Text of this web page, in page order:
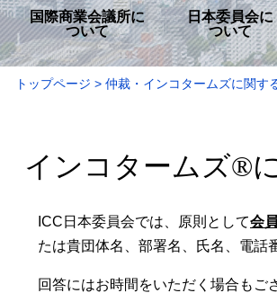
国際商業会議所に
ついて
日本委員会に
ついて
トップページ 仲裁・インコタームズに関す
インコタームズ®
ICC日本委員会では、原則として会
たは貴団体名、部署名、氏名、電話
回答にはお時間をいただく場合もご